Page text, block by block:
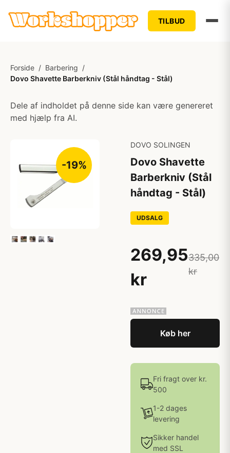
TILBUD
Forside / Barbering /
Dovo Shavette Barberkniv (Stål håndtag - Stål)
Dele af indholdet på denne side kan være genereret
med hjælp fra AI.
-19%
DOVO SOLINGEN
Dovo Shavette
Barberkniv (Stål
håndtag - Stål)
UDSALG
269,95
kr
335,00
kr
Køb her
Fri fragt over kr.
500
1-2 dages
levering
Sikker handel
med SSL